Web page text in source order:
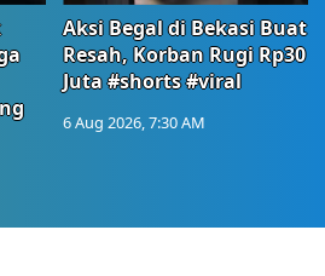
Aksi Begal di Bekasi Buat
Resah, Korban Rugi Rp30
Juta #shorts #viral
6 Aug 2026, 7:30 AM